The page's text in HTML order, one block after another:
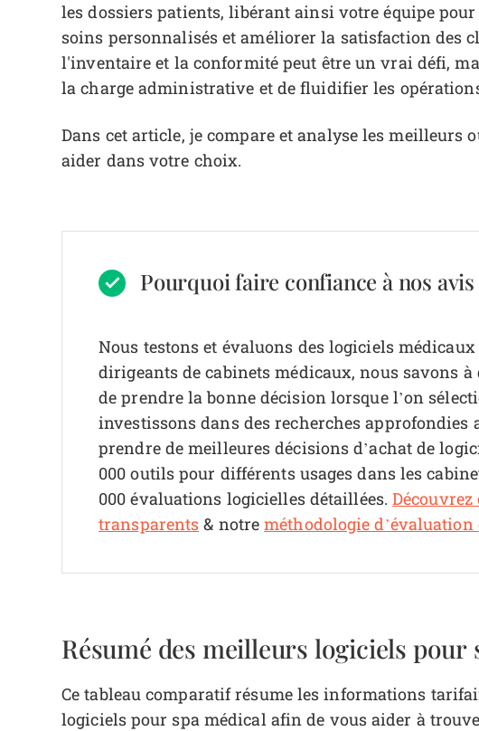
les dossiers patients, libérant ainsi votre équipe
soins personnalisés et améliorer la satisfaction des
l'inventaire et la conformité peut être un vrai défi,
la charge administrative et de fluidifier les
Dans cet article, je compare et analyse les meilleurs
aider dans votre choix.
Pourquoi faire confiance à nos
Nous testons et évaluons des logiciels
dirigeants de cabinets médicaux, nous savons
de prendre la bonne décision lorsque l’on
investissons dans des recherches approfondies
prendre de meilleures décisions d’achat de
000 outils pour différents usages dans les
000 évaluations logicielles détaillées.
transparents & notreméthodologie
Résumé des meilleurs logiciels pour
Ce tableau comparatif résume les informations
logiciels pour spa médical afin de vous aider à